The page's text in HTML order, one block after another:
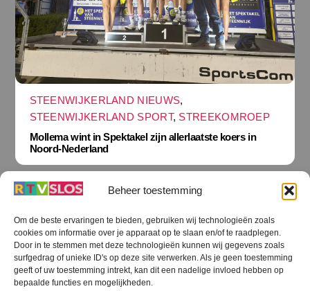
Beheer toestemming
Om de beste ervaringen te bieden, gebruiken wij technologieën zoals
cookies om informatie over je apparaat op te slaan en/of te raadplegen.
Door in te stemmen met deze technologieën kunnen wij gegevens zoals
surfgedrag of unieke ID's op deze site verwerken. Als je geen toestemming
geeft of uw toestemming intrekt, kan dit een nadelige invloed hebben op
bepaalde functies en mogelijkheden.
STEENWIJKERLAND NIEUWS,
STEENWIJKERLAND SPORT, STREEKOMROEP
Mollema wint in Spektakel zijn allerlaatste koers in
Noord-Nederland
Terug
naar
boven
RTV SLOS